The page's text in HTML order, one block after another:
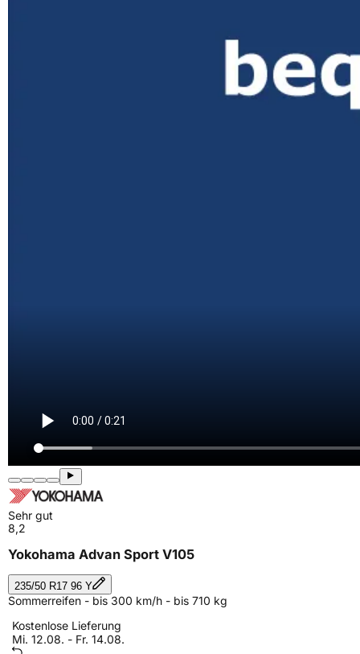
Sehr gut
8,2
Yokohama Advan Sport V105
235/50 R17 96 Y
Sommerreifen - bis 300 km/h - bis 710 kg
Kostenlose Lieferung
Mi. 12.08. - Fr. 14.08.